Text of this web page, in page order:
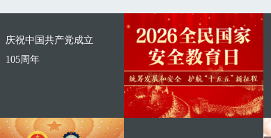
庆祝中国共产党成立
105周年